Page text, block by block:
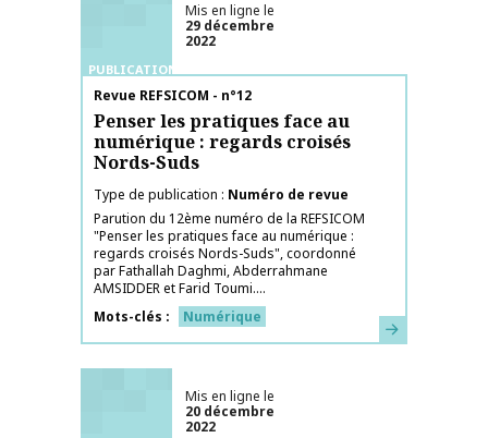
PUBLICATIONS
Mis en ligne le
29 décembre
2022
Nom de la publication
Revue REFSICOM - n°12
Penser les pratiques face au
numérique : regards croisés
Nords-Suds
Type de publication
Numéro de revue
Parution du 12ème numéro de la REFSICOM
"Penser les pratiques face au numérique :
regards croisés Nords-Suds", coordonné
par Fathallah Daghmi, Abderrahmane
AMSIDDER et Farid Toumi....
Mots-clés
Numérique En savoir plus
Mis en ligne le
20 décembre
2022